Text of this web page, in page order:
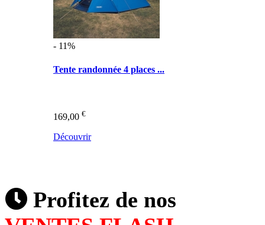
- 11%
Tente randonnée 4 places ...
169,00 €
Découvrir
Profitez de nos